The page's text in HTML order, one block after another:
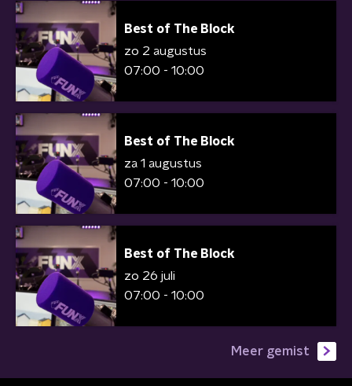
Best of The Block
zo 2 augustus
07:00 - 10:00
Best of The Block
za 1 augustus
07:00 - 10:00
Best of The Block
zo 26 juli
07:00 - 10:00
Meer gemist